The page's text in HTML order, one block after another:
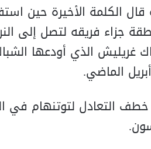
الكلمة الأخيرة حين
جزاء فريقه لتصل إلى
التعادل لتوتنهام في